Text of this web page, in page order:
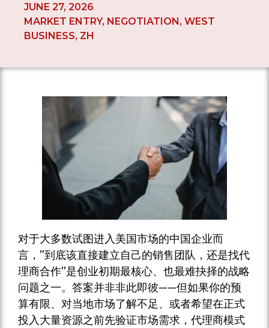
JUNE 27, 2026
MARKET ENTRY, NEGOTIATION, WEST
BUSINESS, ZH
对于大多数试图进入美国市场的中国企业而
言，”到底该直接建立自己的销售团队，还是找代
理商合作”是创业初期最核心、也最难抉择的战略
问题之一。答案并非非此即彼——但如果你的预
算有限、对当地市场了解不足、或者希望在正式
投入大量资源之前先验证市场需求，代理商模式